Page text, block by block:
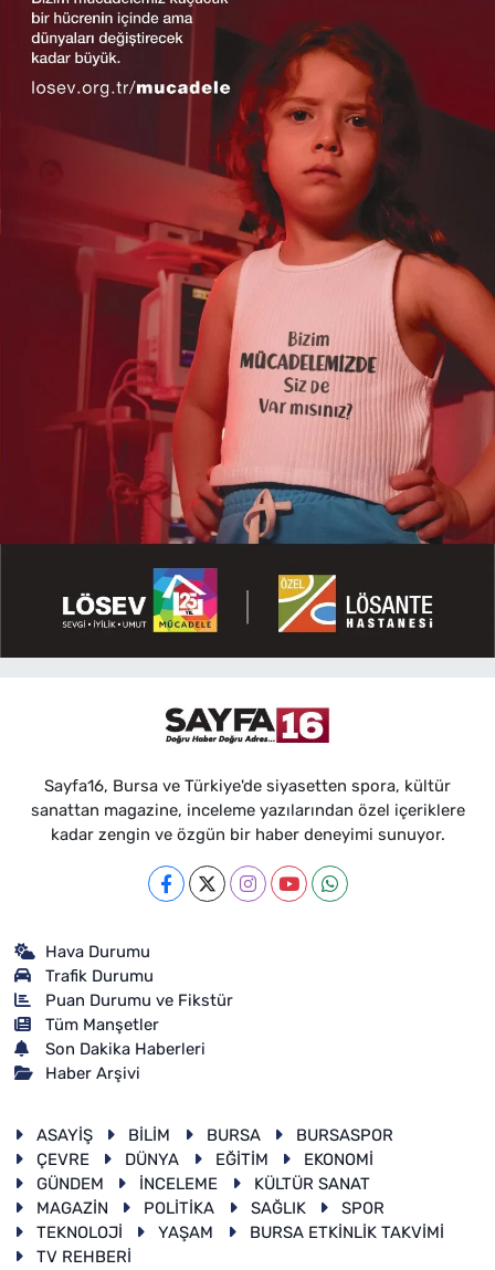
Sayfa16, Bursa ve Türkiye'de siyasetten spora, kültür
sanattan magazine, inceleme yazılarından özel içeriklere
kadar zengin ve özgün bir haber deneyimi sunuyor.
Hava Durumu
Trafik Durumu
Puan Durumu ve Fikstür
Tüm Manşetler
Son Dakika Haberleri
Haber Arşivi
ASAYİŞ BİLİM BURSA
BURSASPOR
ÇEVRE
DÜNYA EĞİTİM
EKONOMİ
GÜNDEM
İNCELEME
KÜLTÜR SANAT
MAGAZİN
POLİTİKA SAĞLIK
SPOR
TEKNOLOJİ
YAŞAM
BURSA ETKİNLİK TAKVİMİ
TV REHBERİ